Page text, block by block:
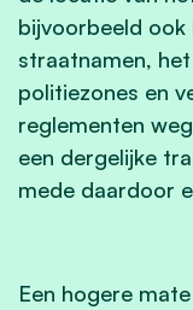
bijvoorbeeld ook
straatnamen,
politiezones en
reglementen
een dergelijke
mede daardoor
Een hogere